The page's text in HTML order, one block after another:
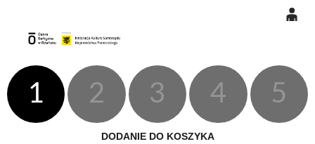
1 2 3 4 5
DODANIE DO KOSZYKA